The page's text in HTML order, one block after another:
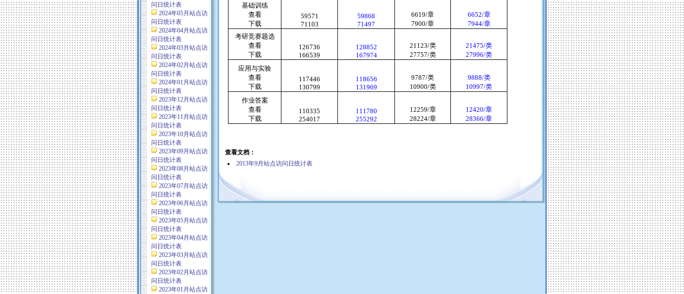
问日统计表
2024年05月站点访
问日统计表
2024年04月站点访
问日统计表
2024年03月站点访
问日统计表
2024年02月站点访
问日统计表
2024年01月站点访
问日统计表
2023年12月站点访
问日统计表
2023年11月站点访
问日统计表
2023年10月站点访
问日统计表
2023年09月站点访
问日统计表
2023年08月站点访
问日统计表
2023年07月站点访
问日统计表
2023年06月站点访
问日统计表
2023年05月站点访
问日统计表
2023年04月站点访
问日统计表
2023年03月站点访
问日统计表
2023年02月站点访
问日统计表
2023年01月站点访
基础训练
查看
下载
59571
71103
59868
71497
6619/章
7900/章
6652/章
7944/章
考研竞赛题选
查看
下载
126736
166539
128852
167974
21123/类
27757/类
21475/类
27996/类
应用与实验
查看
下载
117446
130799
118656
131969
9787/类
10900/类
9888/类
10997/类
作业答案
查看
下载
110335
254017
111780
255292
12259/章
28224/章
12420/章
28366/章
查看文档：
2013年9月站点访问日统计表